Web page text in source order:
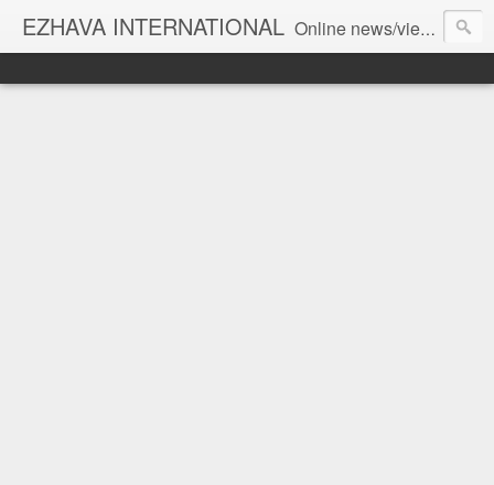
EZHAVA INTERNATIONAL Online news/views JOURNAL... Connecting the community worldwide Editorial Director: Prem Chandran